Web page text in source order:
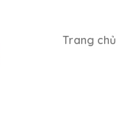
Trang chủ